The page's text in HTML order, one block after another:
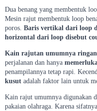
Dua benang yang membentuk
Mesin rajut membentuk loop
poros. Baris vertikal dari loop
horizontal dari loop disebut
Kain rajutan umumnya ringan
perjalanan dan hanya
penampilannya tetap rapi.
kusut adalah faktor lain untuk
Kain rajut umumnya digunakan
pakaian olahraga. Karena